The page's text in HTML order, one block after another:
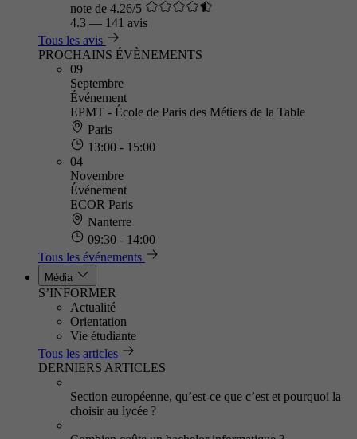
note de 4.26/5
4.3 — 141 avis
Tous les avis
PROCHAINS ÉVÈNEMENTS
09
Septembre
Événement
EPMT - École de Paris des Métiers de la Table
Paris
13:00 - 15:00
04
Novembre
Événement
ECOR Paris
Nanterre
09:30 - 14:00
Tous les événements
Média
S’INFORMER
Actualité
Orientation
Vie étudiante
Tous les articles
DERNIERS ARTICLES
Section européenne, qu’est-ce que c’est et pourquoi la
choisir au lycée ?